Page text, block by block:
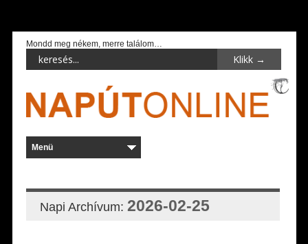
Mondd meg nékem, merre találom…
Napi Archívum: 2026-02-25